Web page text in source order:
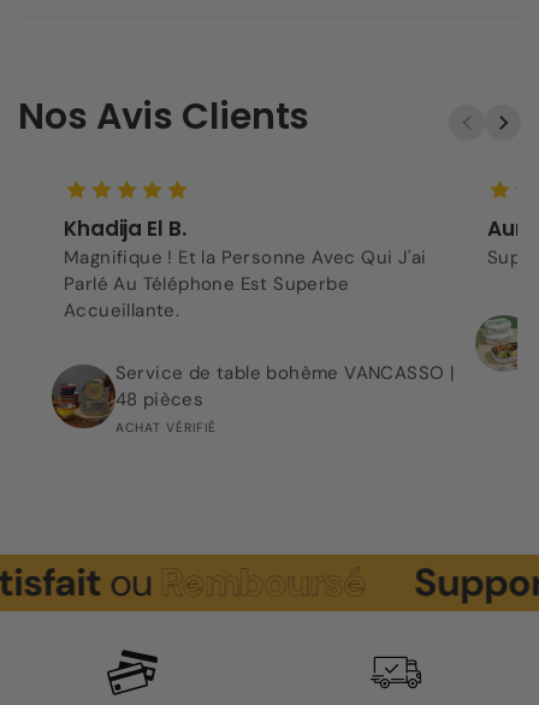
Nos Avis Clients
Khadija El B.
Magnifique ! Et la Personne Avec Qui J'ai
Parlé Au Téléphone Est Superbe
Accueillante.
Service de table bohème VANCASSO |
48 pièces
ACHAT VÉRIFIÉ
ouRemboursé Support